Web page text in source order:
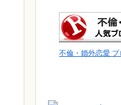
不倫・婚外恋愛